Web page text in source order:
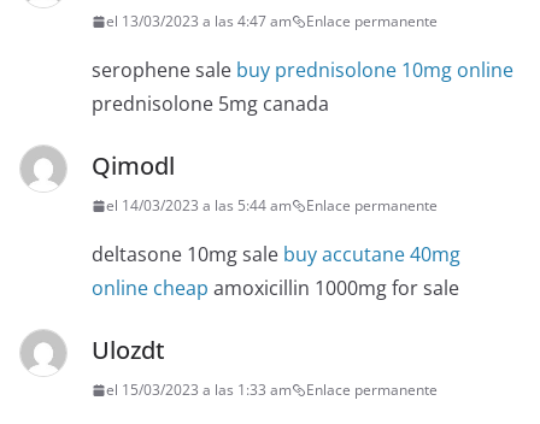
el 13/03/2023 a las 4:47 am Enlace permanente
serophene sale buy prednisolone 10mg online
prednisolone 5mg canada
Qimodl
el 14/03/2023 a las 5:44 am Enlace permanente
deltasone 10mg sale buy accutane 40mg
online cheap amoxicillin 1000mg for sale
Ulozdt
el 15/03/2023 a las 1:33 am Enlace permanente